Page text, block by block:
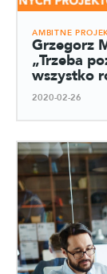
AMBITNE
Grzegorz
„Trzeba
wszystko
2020-02-26